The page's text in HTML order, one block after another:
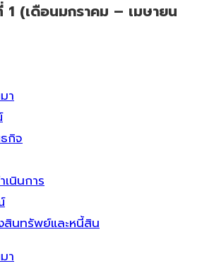
(เดือนมกราคม – เมษายน
า
กิจ
นินการ
สินทรัพย์และหนี้สิน
า